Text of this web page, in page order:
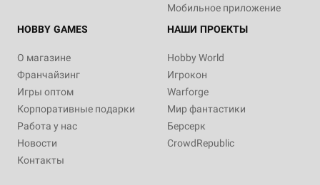
Мобильное приложение
HOBBY GAMES
О магазине
Франчайзинг
Игры оптом
Корпоративные подарки
Работа у нас
Новости
Контакты
НАШИ ПРОЕКТЫ
Hobby World
Игрокон
Warforge
Мир фантастики
Берсерк
CrowdRepublic